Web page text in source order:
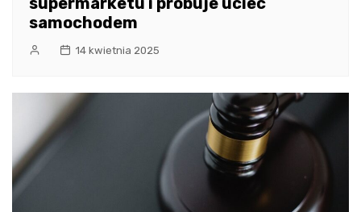
samochodem
14 kwietnia 2025